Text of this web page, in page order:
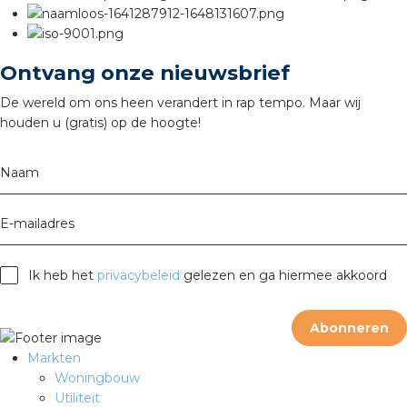
Ontvang onze nieuwsbrief
De wereld om ons heen verandert in rap tempo. Maar wij
houden u (gratis) op de hoogte!
Naam
E-mailadres
Ik heb het privacybeleid gelezen en ga hiermee akkoord
Abonneren
Markten
Woningbouw
Utiliteit